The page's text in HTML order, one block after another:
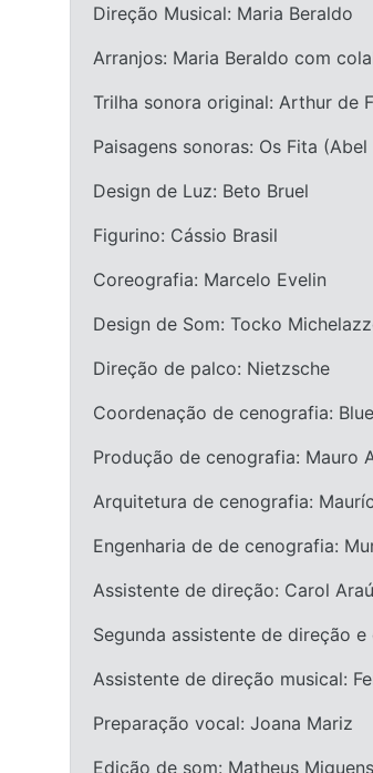
Direção Musical: Maria Beraldo
Arranjos: Maria Beraldo com
Trilha sonora original: Arthur de
Paisagens sonoras: Os Fita
Design de Luz: Beto Bruel
Figurino: Cássio Brasil
Coreografia: Marcelo Evelin
Design de Som: Tocko
Direção de palco: Nietzsche
Coordenação de cenografia:
Produção de cenografia: Mauro
Arquitetura de cenografia:
Engenharia de de cenografia:
Assistente de direção: Carol
Segunda assistente de direção
Assistente de direção musical:
Preparação vocal: Joana Mariz
Edição de som: Matheus Miguens